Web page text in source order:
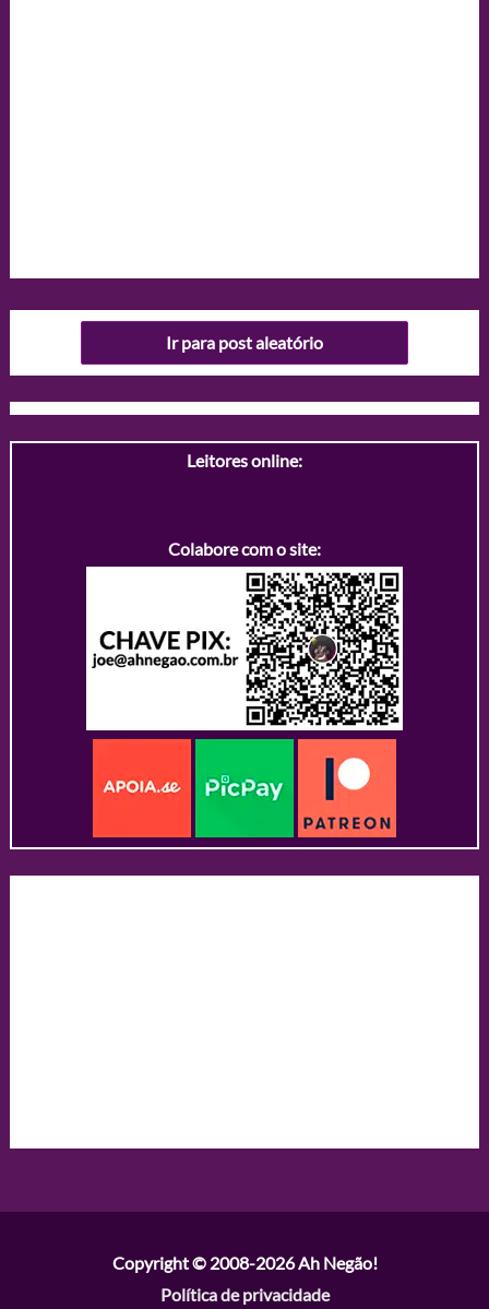
Ir para post aleatório
Leitores online:
Colabore com o site:
Copyright © 2008-2026Ah Negão!
Política de privacidade